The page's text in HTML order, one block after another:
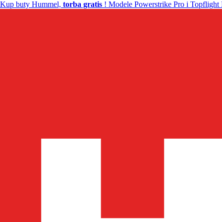
Kup buty Hummel, torba gratis ! Modele Powerstrike Pro i Topflight